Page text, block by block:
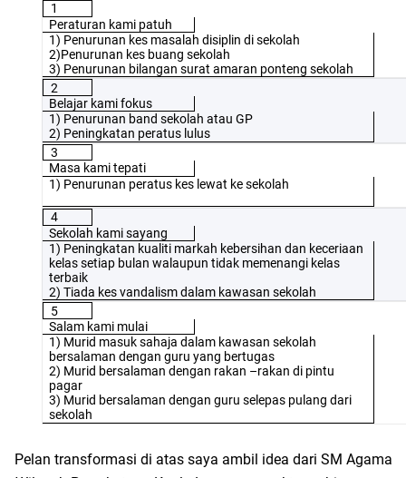
1
Peraturan kami patuh
1) Penurunan kes masalah disiplin di sekolah
2)Penurunan kes buang sekolah
3) Penurunan bilangan surat amaran ponteng sekolah
2
Belajar kami fokus
1) Penurunan band sekolah atau GP
2) Peningkatan peratus lulus
3
Masa kami tepati
1) Penurunan peratus kes lewat ke sekolah
4
Sekolah kami sayang
1) Peningkatan kualiti markah kebersihan dan keceriaan
kelas setiap bulan walaupun tidak memenangi kelas
terbaik
2) Tiada kes vandalism dalam kawasan sekolah
5
Salam kami mulai
1) Murid masuk sahaja dalam kawasan sekolah
bersalaman dengan guru yang bertugas
2) Murid bersalaman dengan rakan –rakan di pintu
pagar
3) Murid bersalaman dengan guru selepas pulang dari
sekolah
Pelan transformasi di atas saya ambil idea dari SM Agama